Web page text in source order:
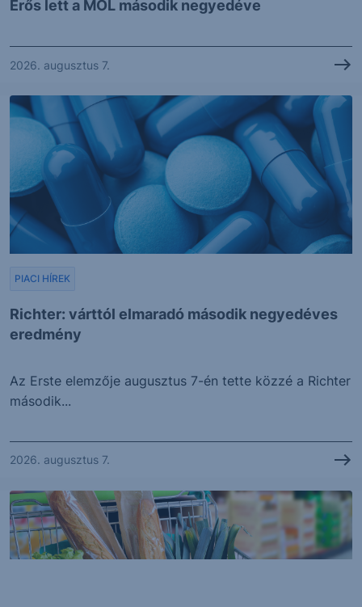
Erős lett a MOL második negyedéve
2026. augusztus 7.
Richter: várttól elmaradó második negyedéves
eredmény
PIACI HÍREK
Az Erste elemzője augusztus 7-én tette közzé a Richter
második...
2026. augusztus 7.